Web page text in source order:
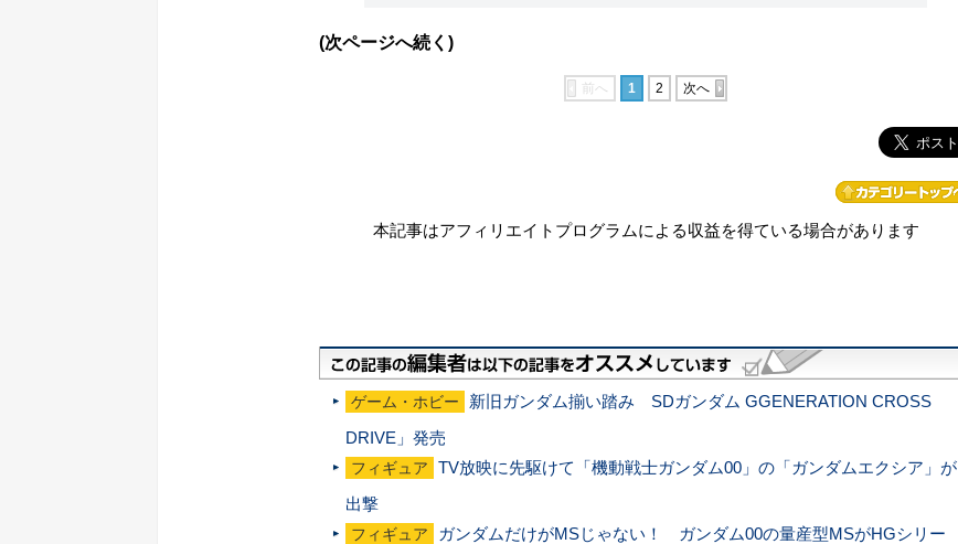
(次ページへ続く)
前へ 1 2 次へ
本記事はアフィリエイトプログラムによる収益を得ている場合があります
ゲーム・ホビー
新旧ガンダム揃い踏み SDガンダム GGENERATION CROSS
DRIVE」発売
フィギュア
TV放映に先駆けて「機動戦士ガンダム00」の「ガンダムエクシア」が
出撃
フィギュア
ガンダムだけがMSじゃない！ ガンダム00の量産型MSがHGシリー